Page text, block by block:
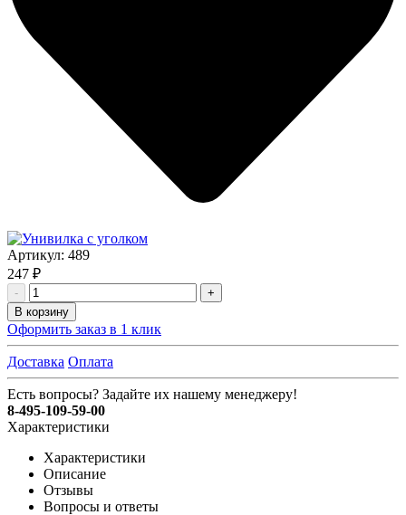
Артикул: 489
247 ₽
-
+
В корзину
Оформить заказ в 1 клик
Доставка Оплата
Есть вопросы? Задайте их нашему менеджеру!
8-495-109-59-00
Характеристики
Характеристики
Описание
Отзывы
Вопросы и ответы